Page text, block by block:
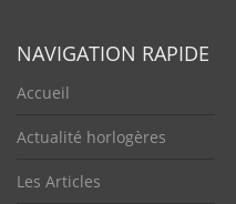
NAVIGATION RAPIDE
Accueil
Actualité horlogères
Les Articles